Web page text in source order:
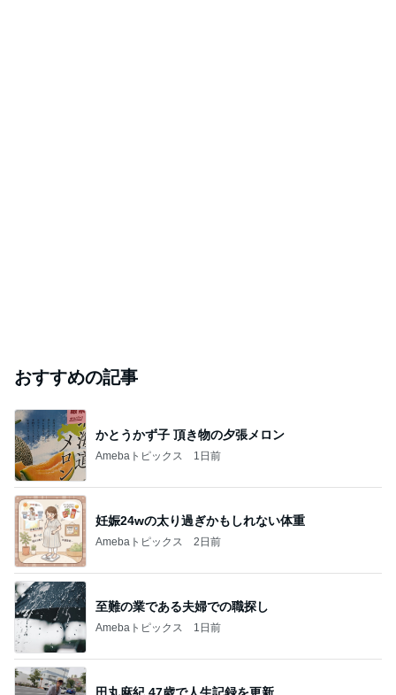
おすすめの記事
かとうかず子 頂き物の夕張メロン
Amebaトピックス 1日前
妊娠24wの太り過ぎかもしれない体重
Amebaトピックス 2日前
至難の業である夫婦での職探し
Amebaトピックス 1日前
田丸麻紀 47歳で人生記録を更新